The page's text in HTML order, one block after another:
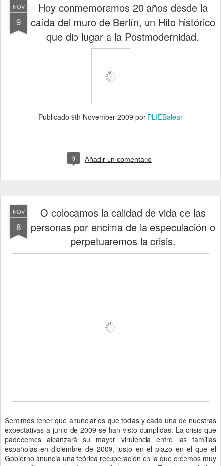
NOV
9
Hoy conmemoramos 20 años desde la
caída del muro de Berlín, un Hito histórico
que dio lugar a la Postmodernidad.
Publicado 9th November 2009 por PLIEBalear
0 Añadir un comentario
NOV
8
O colocamos la calidad de vida de las
personas por encima de la especulación o
perpetuaremos la crisis.
Sentimos tener que anunciarles que todas y cada una de nuestras
expectativas a junio de 2009 se han visto cumplidas. La crisis que
padecemos alcanzará su mayor virulencia entre las familias
españolas en diciembre de 2009, justo en el plazo en el que el
Gobierno anuncia una teórica recuperación en la que creemos muy